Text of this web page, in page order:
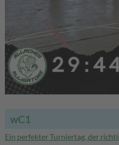
wC1
Ein perfekter Turniertag, der